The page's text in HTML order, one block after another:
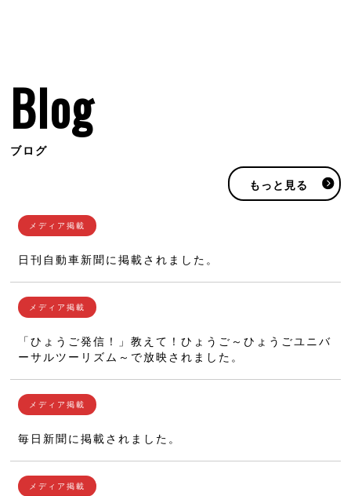
Blog
ブログ
もっと見る
日刊自動車新聞に掲載されました。
「ひょうご発信！」教えて！ひょうご～ひょうごユニバ
ーサルツーリズム～で放映されました。
毎日新聞に掲載されました。